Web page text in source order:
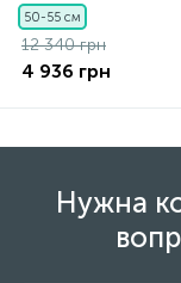
50-55 см
12 340 грн
4 936 грн
Нужна